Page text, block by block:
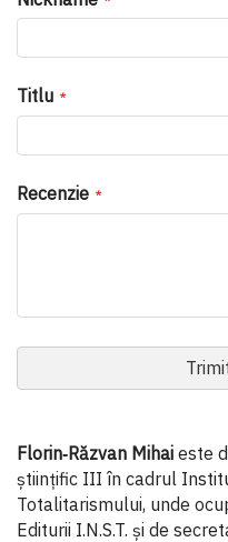
Titlu
Recenzie
Florin‑Răzvan Mihai este
științific III în cadrul
Totalitarismului, unde
Editurii I.N.S.T. și de